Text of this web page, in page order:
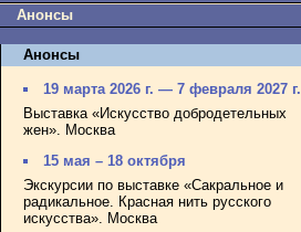
Анонсы
Анонсы
19 марта 2026 г. — 7 февраля 2027 г.
Выставка «Искусство добродетельных
жен». Москва
15 мая – 18 октября
Экскурсии по выставке «Сакральное и
радикальное. Красная нить русского
искусства». Москва